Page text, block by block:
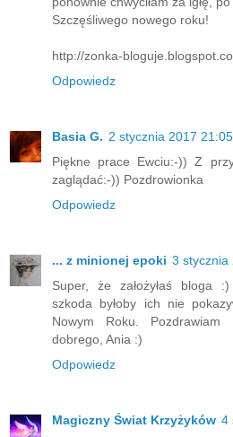
Szczęśliwego nowego roku!
http://zonka-
Odpowiedz
Basia G. 2 stycznia 2017 21:05
Piękne prace Ewciu:-)) Z
zaglądać:-)) Pozdrowionka
Odpowiedz
... z minionej epoki 3 stycznia
Super, że założyłaś bloga
szkoda byłoby ich nie
Nowym Roku.
dobrego, Ania :)
Odpowiedz
Magiczny Świat Krzyżyków 4